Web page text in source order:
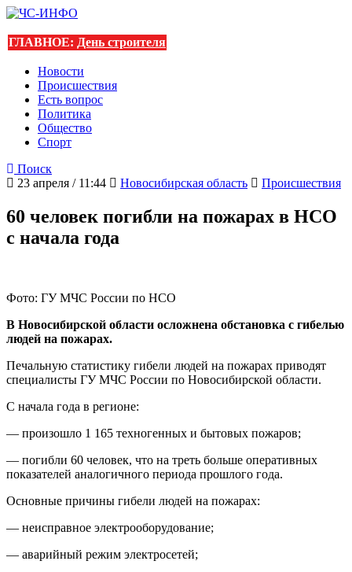
ГЛАВНОЕ: День строителя
Новости
Происшествия
Есть вопрос
Политика
Общество
Спорт
Поиск
23 апреля / 11:44
Новосибирская область Происшествия
60 человек погибли на пожарах в НСО
с начала года
Фото: ГУ МЧС России по НСО
В Новосибирской области осложнена обстановка с гибелью
людей на пожарах.
Печальную статистику гибели людей на пожарах приводят
специалисты ГУ МЧС России по Новосибирской области.
С начала года в регионе:
— произошло 1 165 техногенных и бытовых пожаров;
— погибли 60 человек, что на треть больше оперативных
показателей аналогичного периода прошлого года.
Основные причины гибели людей на пожарах:
— неисправное электрооборудование;
— аварийный режим электросетей;